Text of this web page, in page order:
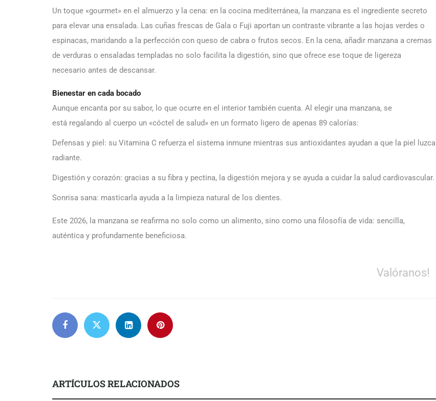
Un toque «gourmet» en el almuerzo y la cena: en la cocina mediterránea, la manzana es el ingrediente secreto
para elevar una ensalada. Las cuñas frescas de Gala o Fuji aportan un contraste vibrante a las hojas verdes o
espinacas, maridando a la perfección con queso de cabra o frutos secos. En la cena, añadir manzana a cremas
de verduras o ensaladas templadas no solo facilita la digestión, sino que ofrece ese toque de ligereza
necesario antes de descansar.
Bienestar en cada bocado
Aunque encanta por su sabor, lo que ocurre en el interior también cuenta. Al elegir una manzana, se
está regalando al cuerpo un «cóctel de salud» en un formato ligero de apenas 89 calorías:
Defensas y piel: su Vitamina C refuerza el sistema inmune mientras sus antioxidantes ayudan a que la piel luzca
radiante.
Digestión y corazón: gracias a su fibra y pectina, la digestión mejora y se ayuda a cuidar la salud cardiovascular.
Sonrisa sana: masticarla ayuda a la limpieza natural de los dientes.
Este 2026, la manzana se reafirma no solo como un alimento, sino como una filosofía de vida: sencilla,
auténtica y profundamente beneficiosa.
Valóranos!
ARTÍCULOS RELACIONADOS